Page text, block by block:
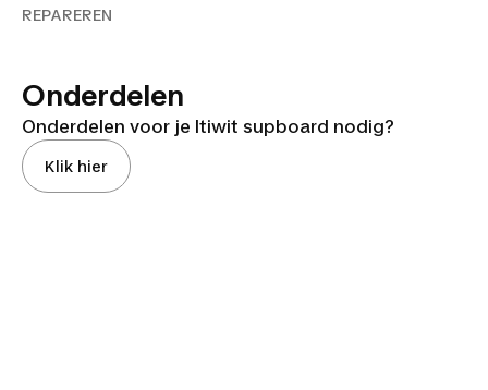
REPAREREN
Onderdelen
Onderdelen voor je Itiwit supboard nodig?
Klik hier